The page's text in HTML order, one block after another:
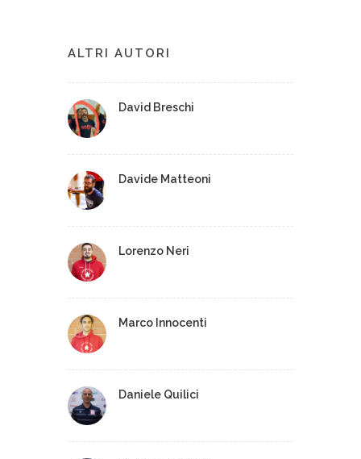
ALTRI AUTORI
David Breschi
Davide Matteoni
Lorenzo Neri
Marco Innocenti
Daniele Quilici